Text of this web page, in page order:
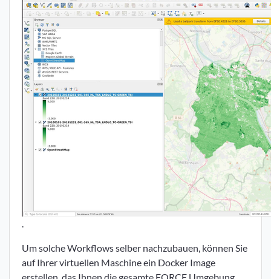
.
Um solche Workflows selber nachzubauen, können Sie
auf Ihrer virtuellen Maschine ein Docker Image